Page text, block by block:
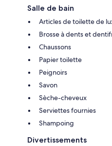
Salle de bain
Articles de toilette de
Brosse à dents et
Chaussons
Papier toilette
Peignoirs
Savon
Sèche-cheveux
Serviettes fournies
Shampoing
Divertissements